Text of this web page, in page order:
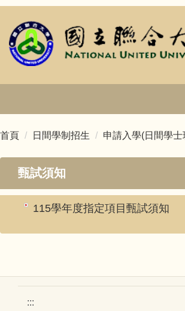
跳
主
要
首頁 日間學制招生 申請入學(日間學士
甄試須知
115學年度指定項目甄試須知
:::